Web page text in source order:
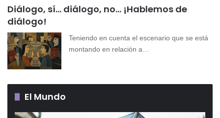
Diálogo, sí… diálogo, no… ¡Hablemos de
diálogo!
Teniendo en cuenta el escenario que se está
montando en relación a…
El Mundo